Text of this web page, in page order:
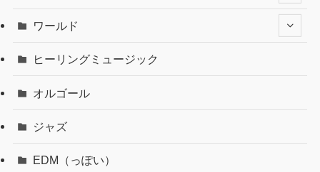
ワールド
ヒーリングミュージック
オルゴール
ジャズ
EDM（っぽい）